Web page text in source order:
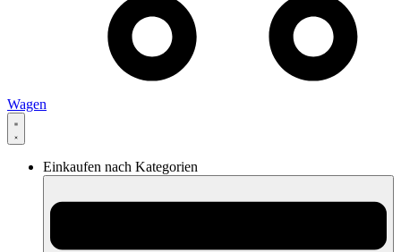
Wagen
Einkaufen nach Kategorien